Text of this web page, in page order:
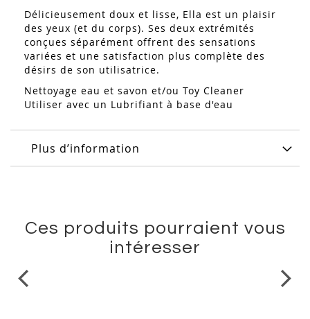
Délicieusement doux et lisse, Ella est un plaisir
des yeux (et du corps). Ses deux extrémités
conçues séparément offrent des sensations
variées et une satisfaction plus complète des
désirs de son utilisatrice.
Nettoyage eau et savon et/ou Toy Cleaner
Utiliser avec un Lubrifiant à base d'eau
Plus d’information
Ces produits pourraient vous
intéresser